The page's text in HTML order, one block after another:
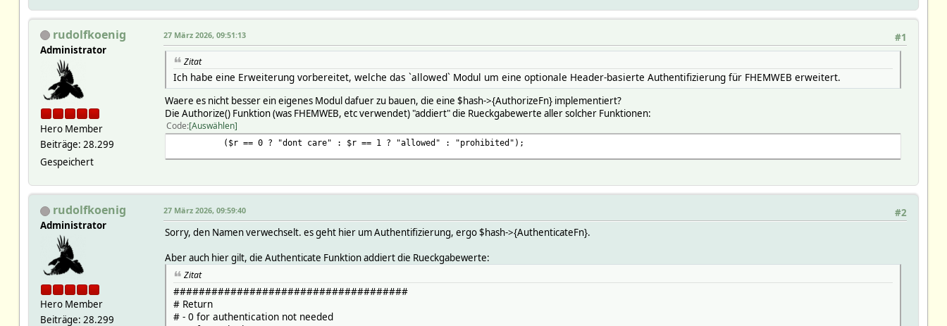
rudolfkoenig
Administrator
Hero Member
Beiträge: 28.299
Gespeichert
#1
27 März 2026, 09:51:13
Zitat
Ich habe eine Erweiterung vorbereitet, welche das `allowed` Modul um eine optionale Header-basierte Authentifizierung für FHEMWEB erweitert.
Waere es nicht besser ein eigenes Modul dafuer zu bauen, die eine $hash->{AuthorizeFn} implementiert?
Die Authorize() Funktion (was FHEMWEB, etc verwendet) "addiert" die Rueckgabewerte aller solcher Funktionen:
Code Auswählen
($r == 0 ? "dont care" : $r == 1 ? "allowed" : "prohibited");
rudolfkoenig
Administrator
Hero Member
Beiträge: 28.299
#2
27 März 2026, 09:59:40
Sorry, den Namen verwechselt. es geht hier um Authentifizierung, ergo $hash->{AuthenticateFn}.
Aber auch hier gilt, die Authenticate Funktion addiert die Rueckgabewerte:
Zitat
#####################################
# Return
# - 0 for authentication not needed